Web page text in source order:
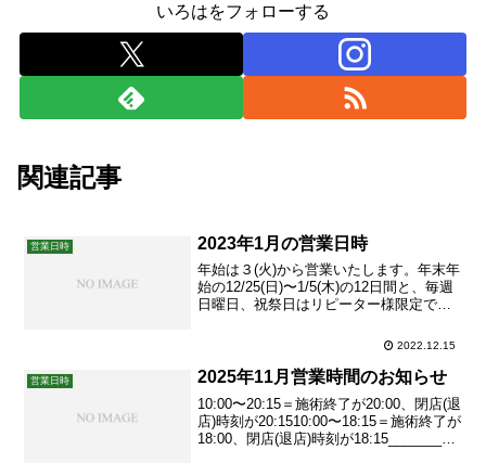
いろはをフォローする
関連記事
営業日時 2023年1月の営業日時
年始は３(火)から営業いたします。年末年
始の12/25(日)〜1/5(木)の12日間と、毎週
日曜日、祝祭日はリピーター様限定でご
合、年内は24(土)までのお日にち、年明け
いますようよろしくお願いいたしま...
2022.12.15
営業日時 2025年11月営業時間のお知らせ
10:00〜20:15＝施術終了が20:00、閉店(退
店)時刻が20:1510:00〜18:15＝施術終了が
18:00、閉店(退店)時刻が18:15_______イ